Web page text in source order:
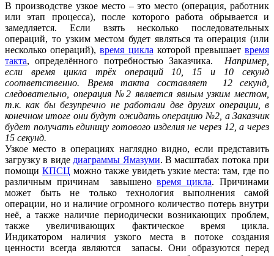
В производстве узкое место – это место (операция, работник
или этап процесса), после которого работа обрывается и
замедляется. Если взять несколько последовательных
операций, то узким местом будет являться та операция (или
несколько операций),время циклакоторой превышаетвремя
такта, определённого потребностью Заказчика. Например,
если время цикла трёх операций 10, 15 и 10 секунд
соответственно. Время такта составляет 12 секунд,
следовательно, операция №2 является явным узким местом,
т.к. как бы безупречно не работали две других операции, в
конечном итоге они будут ожидать операцию №2, а Заказчик
будет получать единицу готового изделия не через 12, а через
15 секунд.
Узкое место в операциях наглядно видно, если представить
загрузку в видедиаграммы Ямазуми. В масштабах потока при
помощи КПСЦ можно также увидеть узкие места: там, где по
различным причинам завышеновремя цикла. Причинами
может быть не только технология выполнения самой
операции, но и наличие огромного количество потерь внутри
неё, а также наличие периодически возникающих проблем,
также увеличивающих фактическое время цикла.
Индикатором наличия узкого места в потоке создания
ценности всегда являются запасы. Они образуются перед